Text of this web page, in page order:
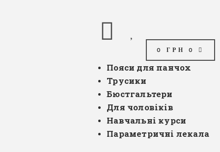
0 ГРН 0
Пояси для панчох
Трусики
Бюстгальтери
Для чоловіків
Навчальні курси
Параметричні лекала